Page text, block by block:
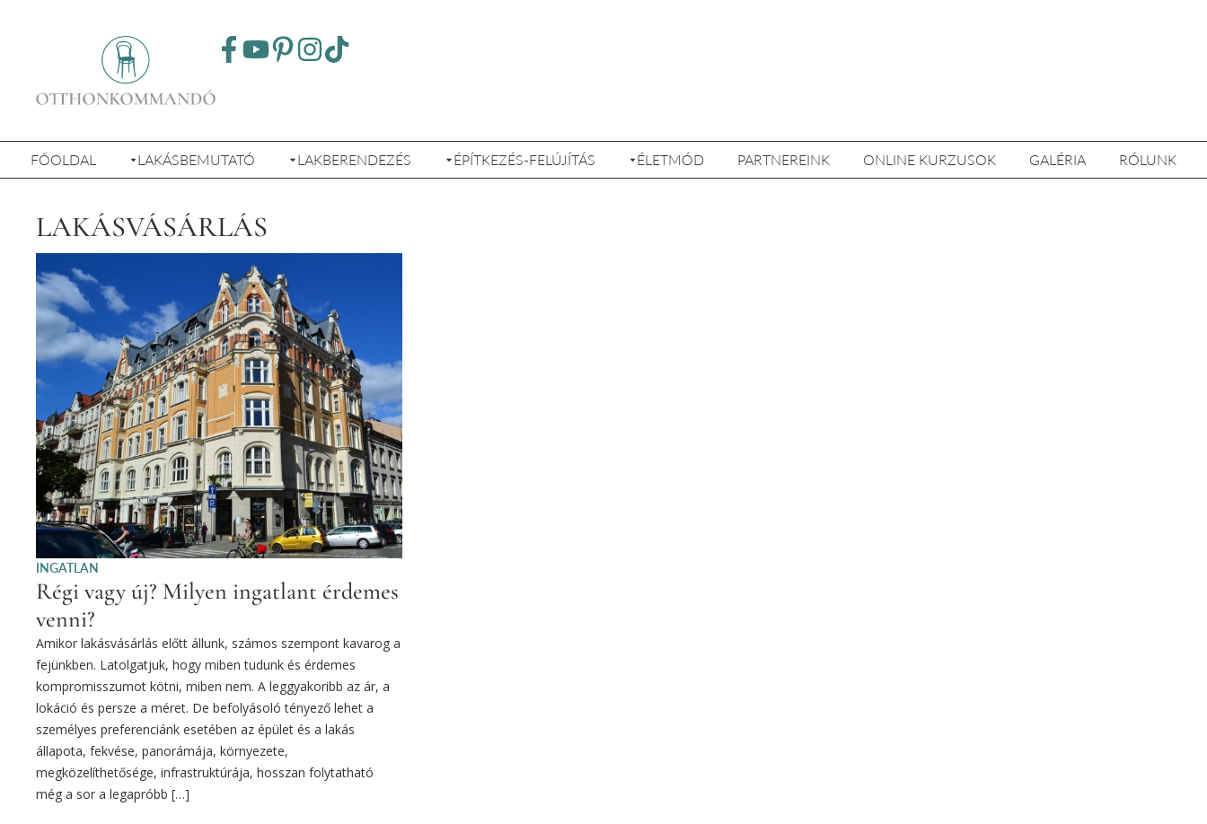
FŐOLDAL LAKÁSBEMUTATÓ LAKBERENDEZÉS ÉPÍTKEZÉS-FELÚJÍTÁS ÉLETMÓD PARTNEREINK ONLINE KURZUSOK GALÉRIA RÓLUNK
LAKÁSVÁSÁRLÁS
INGATLAN
Régi vagy új? Milyen ingatlant érdemes
venni?
Amikor lakásvásárlás előtt állunk, számos szempont kavarog a
fejünkben. Latolgatjuk, hogy miben tudunk és érdemes
kompromisszumot kötni, miben nem. A leggyakoribb az ár, a
lokáció és persze a méret. De befolyásoló tényező lehet a
személyes preferenciánk esetében az épület és a lakás
állapota, fekvése, panorámája, környezete,
megközelíthetősége, infrastruktúrája, hosszan folytatható
még a sor a legapróbb […]